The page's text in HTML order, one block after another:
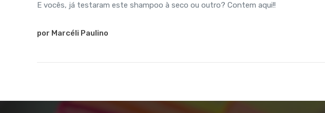
E vocês, já testaram este shampoo à seco ou outro? Contem aqui!!
por Marcéli Paulino